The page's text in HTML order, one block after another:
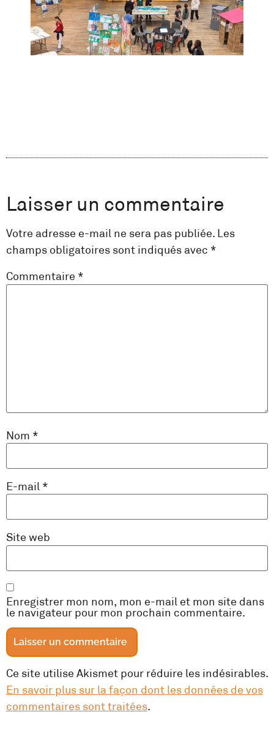
Laisser un commentaire
Votre adresse e-mail ne sera pas publiée. Les
champs obligatoires sont indiqués avec *
Commentaire *
Nom *
E-mail *
Site web
Enregistrer mon nom, mon e-mail et mon site dans
le navigateur pour mon prochain commentaire.
Ce site utilise Akismet pour réduire les indésirables.
En savoir plus sur la façon dont les données de vos
commentaires sont traitées.